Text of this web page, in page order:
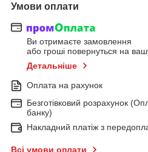
Умови оплати
Ви отримаєте замовлення
або гроші повернуться на
Детальніше
Оплата на рахунок
Безготівковий розрахунок
банку)
Накладний платіж з
Всі умови оплати